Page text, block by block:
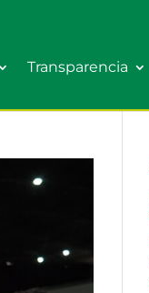
Transparencia